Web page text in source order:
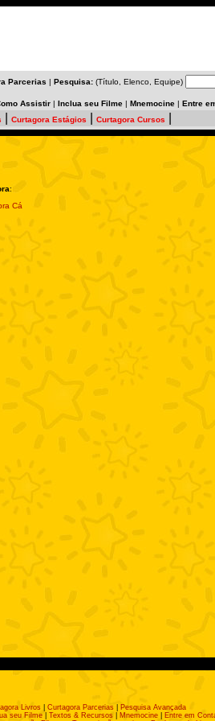
Parcerias | Pesquisa: (Título, Elenco, Equipe)
Assistir | Inclua seu Filme | Mnemocine | Entre
Curtagora Estágios Curtagora Cursos
:
Cá
Livros Curtagora Parcerias
Pesquisa Avançada
seu Filme| Textos & Recursos Mnemocine|
Entre em